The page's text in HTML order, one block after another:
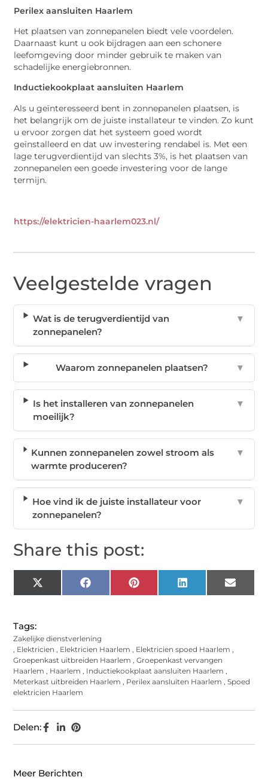
Perilex aansluiten Haarlem
Het plaatsen van zonnepanelen biedt vele voordelen.
Daarnaast kunt u ook bijdragen aan een schonere
leefomgeving door minder gebruik te maken van
schadelijke energiebronnen.
Inductiekookplaat aansluiten Haarlem
Als u geïnteresseerd bent in zonnepanelen plaatsen, is
het belangrijk om de juiste installateur te vinden. Zo kunt
u ervoor zorgen dat het systeem goed wordt
geïnstalleerd en dat uw investering rendabel is. Met een
lage terugverdientijd van slechts 3%, is het plaatsen van
zonnepanelen een goede investering voor de lange
termijn.
https://elektricien-haarlem023.nl/
Veelgestelde vragen
Wat is de terugverdientijd van
zonnepanelen?
▼
Waarom zonnepanelen plaatsen? ▼
Is het installeren van zonnepanelen
moeilijk?
▼
Kunnen zonnepanelen zowel stroom als
warmte produceren?
▼
Hoe vind ik de juiste installateur voor
zonnepanelen?
▼
Share this post:
X
(Twitter)
Facebook Pinterest LinkedIn Email
Tags:
Zakelijke dienstverlening
, Elektricien , Elektricien Haarlem , Elektricien spoed Haarlem ,
Groepenkast uitbreiden Haarlem ,Groepenkast vervangen
Haarlem , Haarlem , Inductiekookplaat aansluiten Haarlem ,
Meterkast uitbreiden Haarlem , Perilex aansluiten Haarlem ,Spoed
elektricien Haarlem
Delen:
Meer Berichten